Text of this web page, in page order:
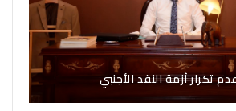
تكرار أزمة النقد الأجنبي